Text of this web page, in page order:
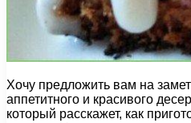
Хочу предложить вам на
аппетитного и красивого
который расскажет, как